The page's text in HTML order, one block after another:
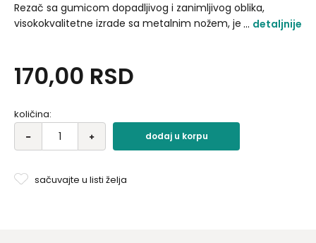
Rezač sa gumicom dopadljivog i zanimljivog oblika,
visokokvalitetne izrade sa metalnim nožem, jednomdetaljnije
170,00 RSD
količina:
dodaj u korpu
sačuvajte u listi želja